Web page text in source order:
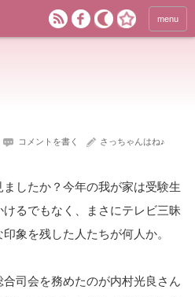
menu
コメントを書く さっちゃんはね♪
したか？今年の我が家は受験生
るでもなく、まさにテレビ三昧
象を残した人たちが何人か。
司会を務めたのが内村光良さん